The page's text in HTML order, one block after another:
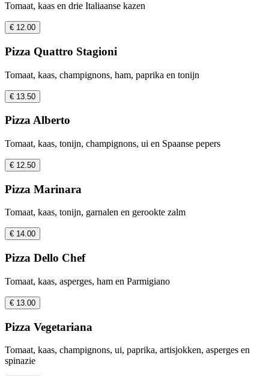
Tomaat, kaas en drie Italiaanse kazen
€ 12.00
Pizza Quattro Stagioni
Tomaat, kaas, champignons, ham, paprika en tonijn
€ 13.50
Pizza Alberto
Tomaat, kaas, tonijn, champignons, ui en Spaanse pepers
€ 12.50
Pizza Marinara
Tomaat, kaas, tonijn, garnalen en gerookte zalm
€ 14.00
Pizza Dello Chef
Tomaat, kaas, asperges, ham en Parmigiano
€ 13.00
Pizza Vegetariana
Tomaat, kaas, champignons, ui, paprika, artisjokken, asperges en
spinazie